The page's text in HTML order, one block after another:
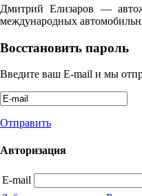
Дмитрий Елизаров —
международных
Восстановить пароль
Введите ваш E-mail и мы
Отправить
Авторизация
E-mail